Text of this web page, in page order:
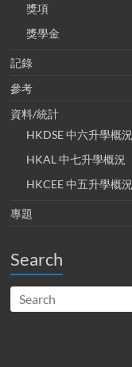
獎項
獎學金
記錄
參考
資料/統計
HKDSE 中六升學概況
HKAL 中七升學概況
HKCEE 中五升學概況
專題
Search